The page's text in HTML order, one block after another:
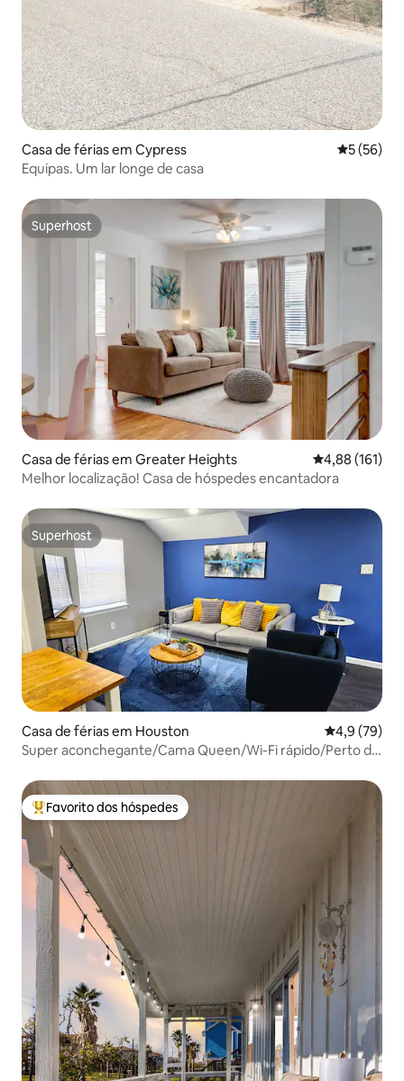
Casa de férias em Cypress
5 (56)
Equipas. Um lar longe de casa
Superhost
Superhost
Casa de férias em Greater Heights Classificação
4,88 (161)
Melhor localização! Casa de hóspedes encantadora
Superhost
Superhost
Casa de férias em Houston
4,9 (79)
Super aconchegante/Cama Queen/Wi-Fi rápido/Perto do
Favoritos dos hóspedes mais apreciados
Favorito dos hóspedes